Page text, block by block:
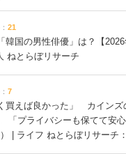
21
韓国の男性俳優」は？【
ねとらぼリサーチ
7
買えば良かった」 カインズ
「プライバシーも保てて安
| ライフ ねとらぼリサーチ